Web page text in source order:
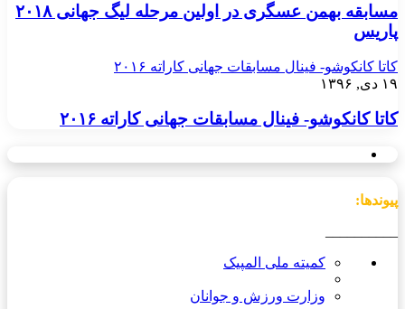
مسابقه بهمن عسگری در اولین مرحله لیگ جهانی ۲۰۱۸
پاریس
کاتا کانکوشو- فینال مسابقات جهانی کاراته ۲۰۱۶
۱۹ دی, ۱۳۹۶
کاتا کانکوشو- فینال مسابقات جهانی کاراته ۲۰۱۶
پیوندها:
کمیته ملی المپیک
وزارت ورزش و جوانان